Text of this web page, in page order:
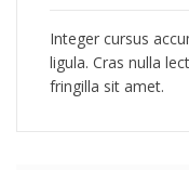
Integer cursus
ligula. Cras nulla
fringilla sit amet.